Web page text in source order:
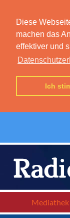
Diese
machen das
effektiver und
Ich
Mediathek